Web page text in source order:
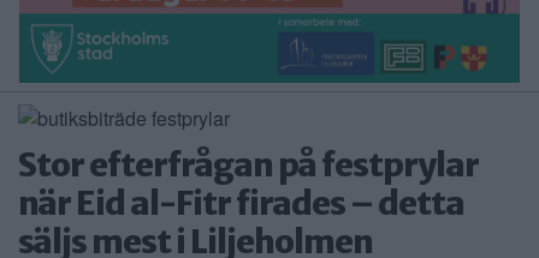
SPORT
ÅSIKTER
KALENDER
KONTAKT
SAMARBETEN
Stor efterfrågan på festprylar
när Eid al-Fitr firades – detta
säljs mest i Liljeholmen